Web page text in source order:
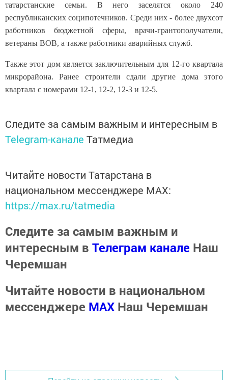
татарстанские семьи. В него заселятся около 240
республиканских соципотечников. Среди них - более двухсот
работников бюджетной сферы, врачи-грантополучатели,
ветераны ВОВ, а также работники аварийных служб.
Также этот дом является заключительным для 12-го квартала
микрорайона. Ранее строители сдали другие дома этого
квартала с номерами 12-1, 12-2, 12-3 и 12-5.
Следите за самым важным и интересным в
Telegram-канале Татмедиа
Читайте новости Татарстана в
национальном мессенджере MАХ:
https://max.ru/tatmedia
Следите за самым важным и
интересным в Телеграм канале Наш
Черемшан
Читайте новости в национальном
мессенджере MАХ Наш Черемшан